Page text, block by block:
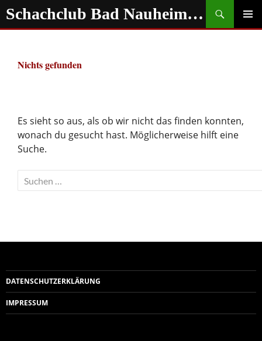
Zum
Inhalt
Schachclub Bad Nauheim e.V.
Suchen
Nichts gefunden
Es sieht so aus, als ob wir nicht das finden konnten,
wonach du gesucht hast. Möglicherweise hilft eine
Suche.
Suchen
nach:
DATENSCHUTZERKLÄRUNG
IMPRESSUM